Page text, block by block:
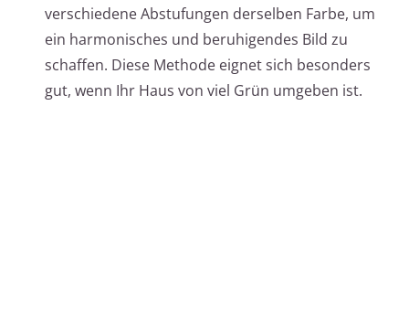
verschiedene Abstufungen derselben Farbe, um
ein harmonisches und beruhigendes Bild zu
schaffen. Diese Methode eignet sich besonders
gut, wenn Ihr Haus von viel Grün umgeben ist.